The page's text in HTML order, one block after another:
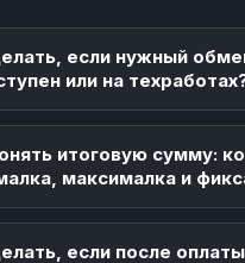
если нужный
или на
итоговую сумму:
максималка и
если после